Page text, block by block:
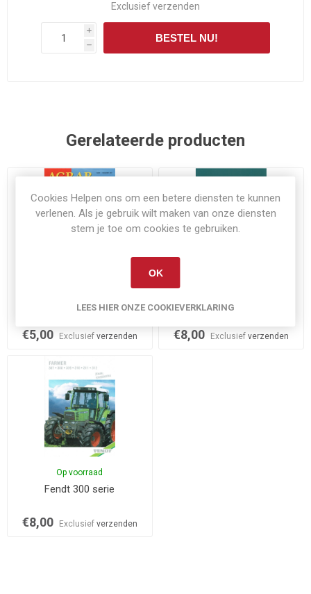
Exclusiefverzenden
i
h
BESTEL NU!
Gerelateerde producten
Agrartechnik aktuell
€5,00 Exclusief verzenden
Die Fendt-Welt
€8,00 Exclusiefverzenden
Op voorraad
Fendt 300 serie
€8,00 Exclusief verzenden
Cookies Helpen ons om een betere diensten te kunnen
verlenen. Als je gebruik wilt maken van onze diensten
stem je toe om cookies te gebruiken.
OK
LEES HIER ONZE COOKIEVERKLARING